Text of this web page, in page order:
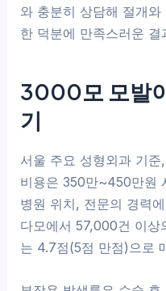
와 충분히 상담해 절개
한 덕분에 만족스러운
3000모 모발
기
서울 주요 성형외과 기
비용은 350만~450만원
병원 위치, 전문의 경력
다모에서 57,000건 이상
는 4.7점(5점 만점)으로